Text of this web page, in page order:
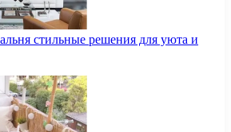
стильные решения для уюта и